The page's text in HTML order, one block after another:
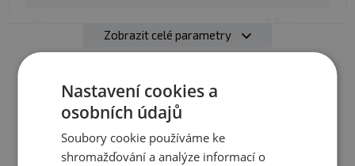
Sůl 0,06 g
: Jablkový džus (65%)*, zázvorový džus (30%)*,
citronový džus (5%)*, antioxidant (kyselina askorbová).
* z koncentrátu
Zobrazit celé parametry
Recenze Produkt zatím nikdo nehodnotil
Nastavení cookies a
osobních údajů
Soubory cookie používáme ke
shromažďování a analýze informací o